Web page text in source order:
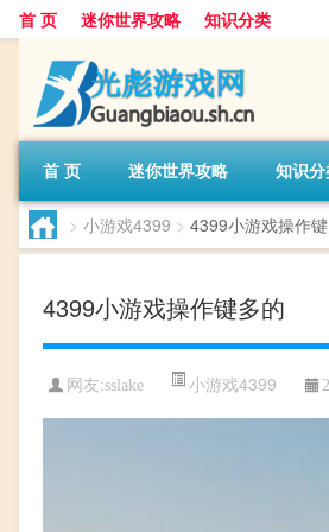
首 页 迷你世界攻略 知识分类
首 页 迷你世界攻略 知识
> 小游戏4399 > 4399小游戏操作
4399小游戏操作键多的
网友:sslake 小游戏4399